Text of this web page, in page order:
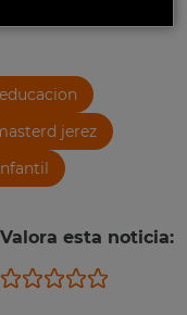
educacion
jerez
Valora esta noticia: